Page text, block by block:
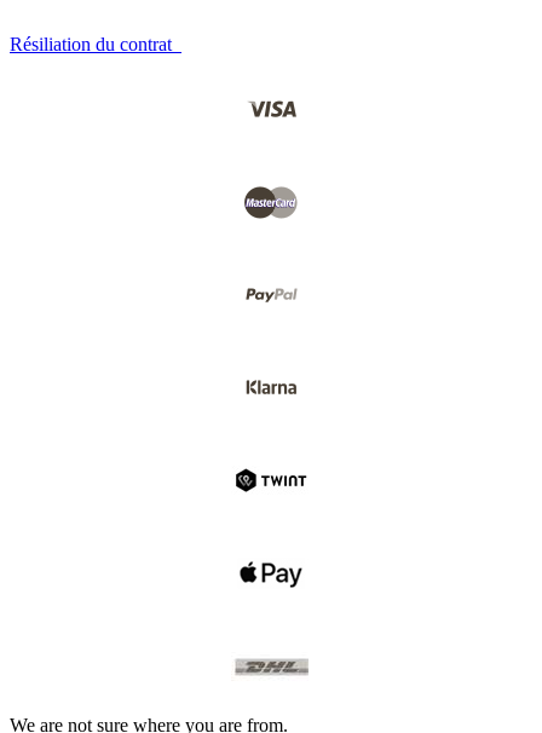
Résiliation du contrat
We are not sure where you are from.